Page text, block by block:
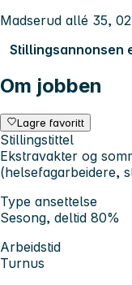
Madserud allé 35,
Stillingsannonsen
Om jobben
Lagre favoritt
Stillingstittel
Ekstravakter og
(helsefagarbeidere,
Type ansettelse
Sesong, deltid 80%
Arbeidstid
Turnus